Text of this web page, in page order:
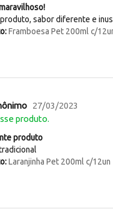
sabor diferente e
Framboesa Pet 200ml c/
27/03/2023
produto.
produto
Laranjinha Pet 200ml c/12un